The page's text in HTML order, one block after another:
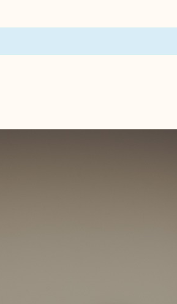
Si, vous
Sarah et
matin de
une mise
Venez
Le 1er